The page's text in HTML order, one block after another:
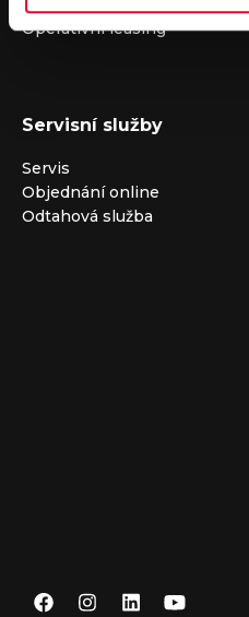
Operativní leasing
Servisní služby
Servis
Objednání online
Odtahová služba